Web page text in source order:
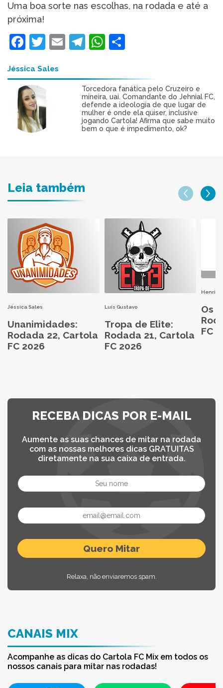
Uma boa sorte nas escolhas, na rodada e até a
próxima!
Facebook
Twitter
EmailTelegram
WhatsApp
Jéssica Sales
Torcedora fanática pelo Cruzeiro e
mineira, uai. Comandante do Jehnial FC,
defende a ideologia de que lugar de
mulher é onde ela quiser, inclusive
jogando Cartola! Afirma que sabe muito
bem o que é impedimento, ok?
Leia também
Jéssica Sales
Unanimidades:
Rodada 22, Cartola
FC 2026
Luís Gustavo
Tropa de Elite:
Rodada 21, Cartola
FC 2026
Henri
Os
FC
RECEBA DICAS POR E-MAIL
Aumente as suas chances de mitar na rodada
com as nossas melhores dicas GRATUITAS
diretamente na sua caixa de entrada.
Relaxa, não enviaremos spam.
CANAIS MIX
Acompanhe as dicas do Cartola FC Mix em todos os
nossos canais para mitar nas rodadas!